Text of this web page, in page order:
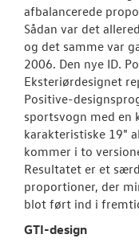
afbalancerede
Sådan var det
og det samme var
2006. Den nye ID.
Eksteriørdesignet
Positive-
sportsvogn med
karakteristiske 19"
kommer i to
Resultatet er et
proportioner, der
blot ført ind i
GTI-design